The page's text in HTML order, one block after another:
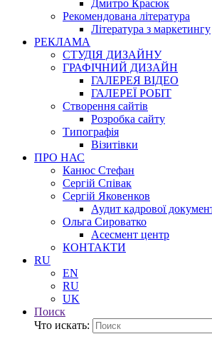
Дмитро Красюк
Рекомендована література
Література з маркетингу
РЕКЛАМА
СТУДІЯ ДИЗАЙНУ
ГРАФІЧНИЙ ДИЗАЙН
ГАЛЕРЕЯ ВІДЕО
ГАЛЕРЕЇ РОБІТ
Створення сайтів
Розробка сайту
Типографія
Візитівки
ПРО НАС
Канюс Стефан
Сергій Співак
Сергій Яковенков
Аудит кадрової
Ольга Сироватко
Асесмент центр
КОНТАКТИ
RU
EN
RU
UK
Поиск
Что искать: